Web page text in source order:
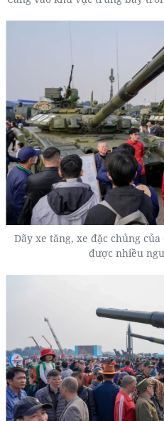
Dãy xe tăng, xe đặc chủng
được nhiều